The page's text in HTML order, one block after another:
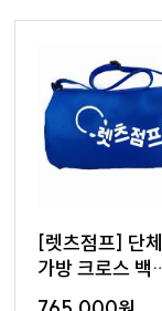
[렛츠점프] 단체
가방 크로스 백
(100개)